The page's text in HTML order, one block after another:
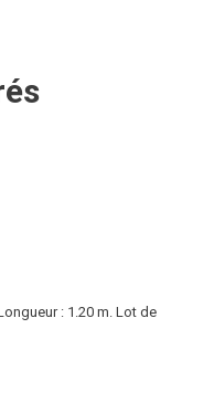
: 1.20 m. Lot de